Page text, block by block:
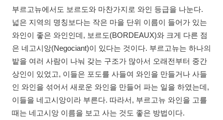
부르고뉴에서도 보르도와 마찬가지로 와인 등급을 나눈다.
넓은 지역의 명칭보다는 작은 마을 단위 이름이 들어가 있는
와인이 좋은 와인인데, 보르도(BORDEAUX)와 크게 다른 점
은 네고시앙(Negociant)이 있다는 것이다. 부르고뉴는 하나의
밭을 여러 사람이 나눠 갖는 구조가 많아서 오래전부터 중간
상인이 있었고, 이들은 포도를 사들여 와인을 만들거나 사들
인 와인을 섞어서 새로운 와인을 만들어 파는 일을 하였는데,
이들을 네고시앙이라 부른다. 따라서, 부르고뉴 와인을 고를
때는 네고시앙 이름을 보고 사는 것도 좋은 방법이다.